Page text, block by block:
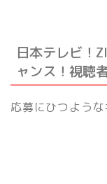
日本テレビ！
ャンス！視聴
応募にひつよう